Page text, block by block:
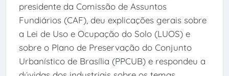
presidente da Comissão de Assuntos
Fundiários (CAF), deu explicações gerais sobre
a Lei de Uso e Ocupação do Solo (LUOS) e
sobre o Plano de Preservação do Conjunto
Urbanístico de Brasília (PPCUB) e respondeu a